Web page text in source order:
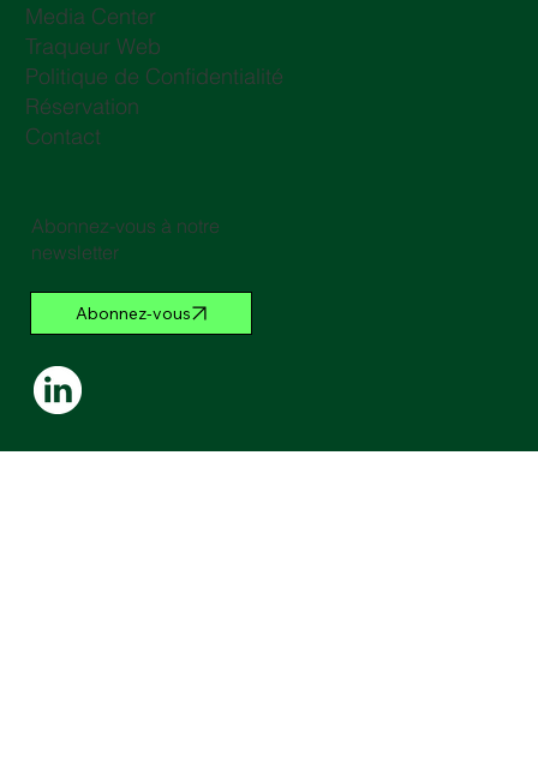
Media Center
Traqueur Web
Politique de Confidentialité
Réservation
Contact
Abonnez-vous à notre
newsletter
Abonnez-vous